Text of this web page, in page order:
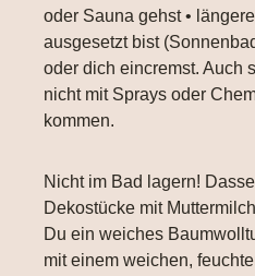
oder Sauna gehst •
ausgesetzt bist
oder dich eincremst. Auch
nicht mit Sprays oder
kommen.
Nicht im Bad lagern!
Dekostücke mit
Du ein weiches
mit einem weichen,